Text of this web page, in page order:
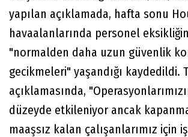
yapılan açıklamada, hafta sonu
havaalanlarında personel
"normalden daha uzun güvenlik
gecikmeleri" yaşandığı kaydedildi.
açıklamasında,
düzeyde etkileniyor ancak
maaşsız kalan çalışanlarımız için